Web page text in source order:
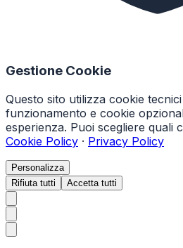
Gestione Cookie
Questo sito utilizza cookie
funzionamento e cookie
esperienza. Puoi scegliere quali
Cookie Policy · Privacy Policy
Personalizza
Rifiuta tutti
Accetta tutti